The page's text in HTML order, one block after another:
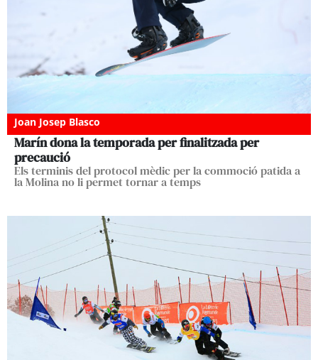
Joan Josep Blasco
Marín dona la temporada per finalitzada per
precaució
Els terminis del protocol mèdic per la commoció patida a
la Molina no li permet tornar a temps